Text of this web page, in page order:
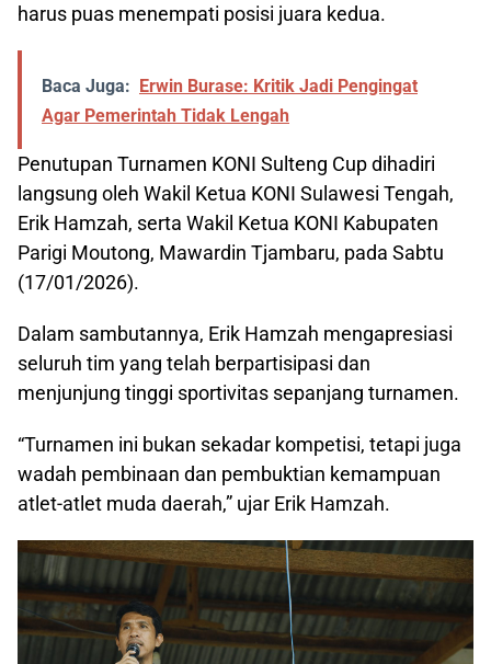
harus puas menempati posisi juara kedua.
Baca Juga: Erwin Burase: Kritik Jadi Pengingat
Agar Pemerintah Tidak Lengah
Penutupan Turnamen KONI Sulteng Cup dihadiri
langsung oleh Wakil Ketua KONI Sulawesi Tengah,
Erik Hamzah, serta Wakil Ketua KONI Kabupaten
Parigi Moutong, Mawardin Tjambaru, pada Sabtu
(17/01/2026).
Dalam sambutannya, Erik Hamzah mengapresiasi
seluruh tim yang telah berpartisipasi dan
menjunjung tinggi sportivitas sepanjang turnamen.
“Turnamen ini bukan sekadar kompetisi, tetapi juga
wadah pembinaan dan pembuktian kemampuan
atlet-atlet muda daerah,” ujar Erik Hamzah.